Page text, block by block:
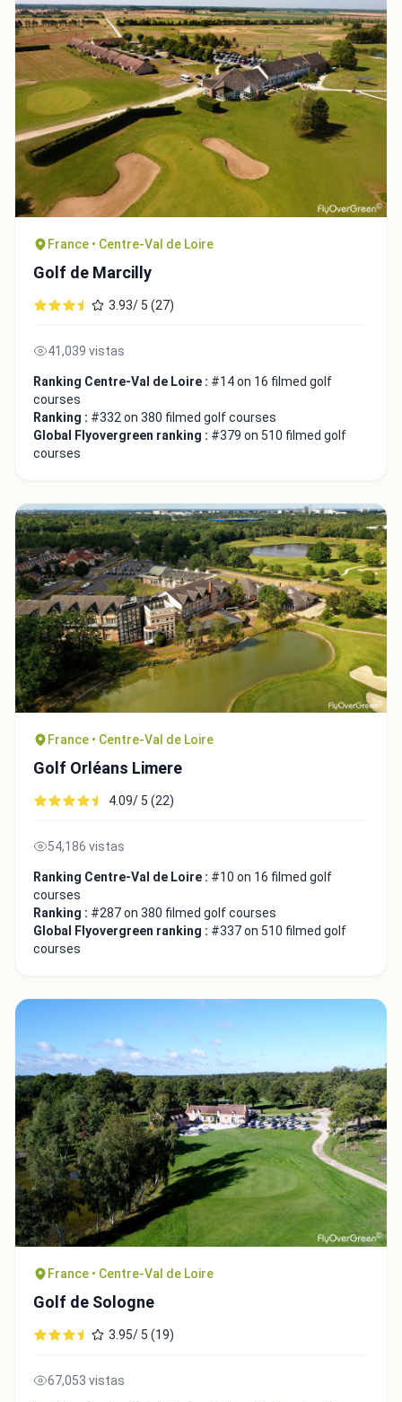
France • Centre-Val de Loire
Golf de Marcilly
3.93/ 5 (27)
41,039 vistas
Ranking Centre-Val de Loire : #14 on 16 filmed golf
courses
Ranking : #332 on 380 filmed golf courses
Global Flyovergreen ranking : #379 on 510 filmed golf
courses
France • Centre-Val de Loire
Golf Orléans Limere
4.09/ 5 (22)
54,186 vistas
Ranking Centre-Val de Loire : #10 on 16 filmed golf
courses
Ranking : #287 on 380 filmed golf courses
Global Flyovergreen ranking : #337 on 510 filmed golf
courses
France • Centre-Val de Loire
Golf de Sologne
3.95/ 5 (19)
67,053 vistas